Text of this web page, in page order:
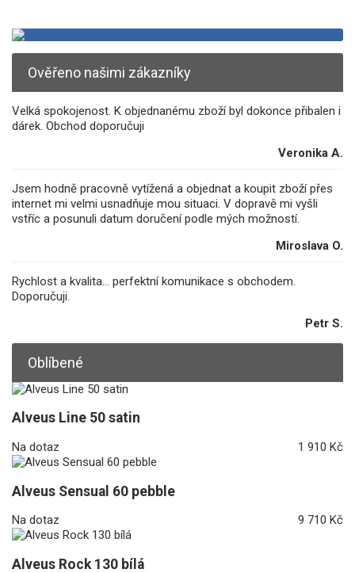
Ověřeno našimi zákazníky
Velká spokojenost. K objednanému zboží byl dokonce přibalen i
dárek. Obchod doporučuji
Veronika A.
Jsem hodně pracovně vytížená a objednat a koupit zboží přes
internet mi velmi usnadňuje mou situaci. V dopravě mi vyšli
vstříc a posunuli datum doručení podle mých možností.
Miroslava O.
Rychlost a kvalita... perfektní komunikace s obchodem.
Doporučuji.
Petr S.
Oblíbené
Alveus Line 50 satin
Na dotaz 1 910 Kč
Alveus Sensual 60 pebble
Na dotaz 9 710 Kč
Alveus Rock 130 bílá